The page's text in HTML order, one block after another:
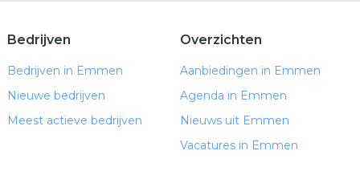
Bedrijven
Bedrijven in Emmen
Nieuwe bedrijven
Meest actieve bedrijven
Overzichten
Aanbiedingen in Emmen
Agenda in Emmen
Nieuws uit Emmen
Vacatures in Emmen